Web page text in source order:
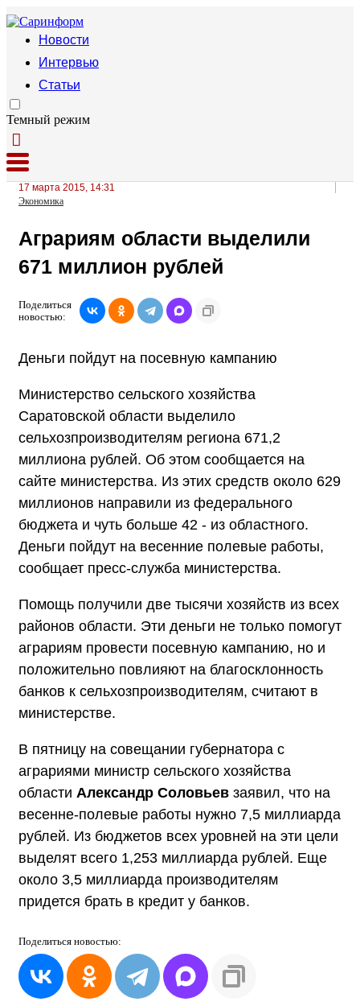
Новости
Интервью
Статьи
Темный режим
17 марта 2015, 14:31
Экономика
Аграриям области выделили
671 миллион рублей
Поделиться
новостью:
Деньги пойдут на посевную кампанию
Министерство сельского хозяйства
Саратовской области выделило
сельхозпроизводителям региона 671,2
миллиона рублей. Об этом сообщается на
сайте министерства. Из этих средств около 629
миллионов направили из федерального
бюджета и чуть больше 42 - из областного.
Деньги пойдут на весенние полевые работы,
сообщает пресс-служба министерства.
Помощь получили две тысячи хозяйств из всех
районов области. Эти деньги не только помогут
аграриям провести посевную кампанию, но и
положительно повлияют на благосклонность
банков к сельхозпроизводителям, считают в
министерстве.
В пятницу на совещании губернатора с
аграриями министр сельского хозяйства
области Александр Соловьев заявил, что на
весенне-полевые работы нужно 7,5 миллиарда
рублей. Из бюджетов всех уровней на эти цели
выделят всего 1,253 миллиарда рублей. Еще
около 3,5 миллиарда производителям
придется брать в кредит у банков.
Поделиться новостью: